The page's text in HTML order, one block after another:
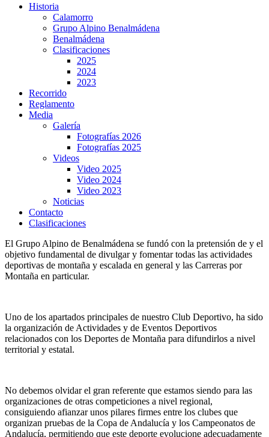
Historia
Calamorro
Grupo Alpino Benalmádena
Benalmádena
Clasificaciones
2025
2024
2023
Recorrido
Reglamento
Media
Galería
Fotografías 2026
Fotografías 2025
Videos
Video 2025
Video 2024
Video 2023
Noticias
Contacto
Clasificaciones
El Grupo Alpino de Benalmádena se fundó con la pretensión de y el
objetivo fundamental de divulgar y fomentar todas las actividades
deportivas de montaña y escalada en general y las Carreras por
Montaña en particular.
Uno de los apartados principales de nuestro Club Deportivo, ha sido
la organización de Actividades y de Eventos Deportivos
relacionados con los Deportes de Montaña para difundirlos a nivel
territorial y estatal.
No debemos olvidar el gran referente que estamos siendo para las
organizaciones de otras competiciones a nivel regional,
consiguiendo afianzar unos pilares firmes entre los clubes que
organizan pruebas de la Copa de Andalucía y los Campeonatos de
Andalucía, permitiendo que este deporte evolucione adecuadamente